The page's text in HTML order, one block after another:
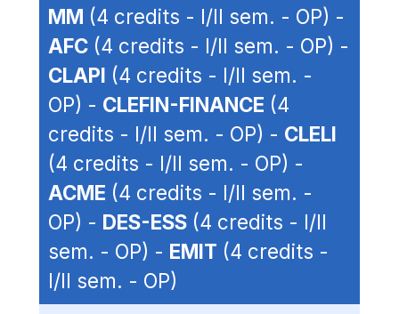
MM (4 credits - I/II sem. - OP) -
AFC (4 credits - I/II sem. - OP) -
CLAPI (4 credits - I/II sem. -
OP) - CLEFIN-FINANCE (4
credits - I/II sem. - OP) - CLELI
(4 credits - I/II sem. - OP) -
ACME (4 credits - I/II sem. -
OP) - DES-ESS (4 credits - I/II
sem. - OP) - EMIT (4 credits -
I/II sem. - OP)